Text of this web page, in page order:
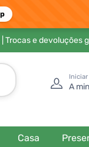
| Trocas e devoluções
Iniciar
A
Casa